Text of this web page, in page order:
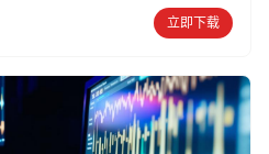
立即下载